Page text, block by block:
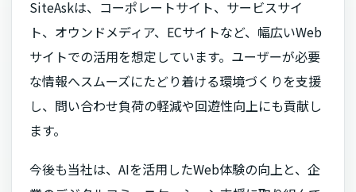
SiteAskは、コーポレートサイト、サービスサイ
ト、オウンドメディア、ECサイトなど、幅広いWeb
サイトでの活用を想定しています。ユーザーが必要
な情報へスムーズにたどり着ける環境づくりを支援
し、問い合わせ負荷の軽減や回遊性向上にも貢献し
ます。
今後も当社は、AIを活用したWeb体験の向上と、企